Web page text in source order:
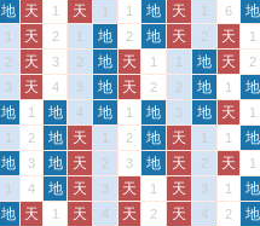
地 天 1 天 1 1 地 天 1 6 地
1 天 2 1 地 2 地 天 2 天 1
2 天 3 2 地 天 1 1 地 天 2
3 天 4 3 地 天 2 2 地 1 地
地 1 地 4 地 1 地 3 地 天 1
1 2 地 天 1 2 地 天 1 1 地
地 3 地 天 2 3 地 天 2 天 1
1 4 地 天 3 天 1 天 3 1 地
地 天 1 天 4 天 2 天 4 2 地